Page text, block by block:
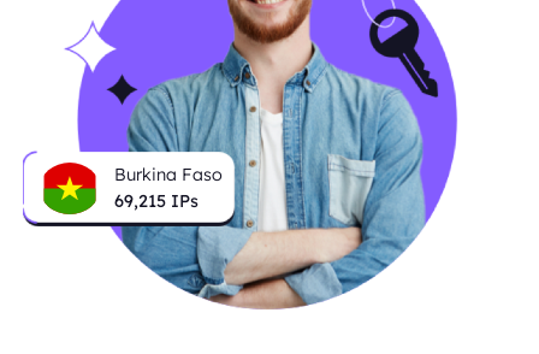
Burkina Faso
69,215 IPs